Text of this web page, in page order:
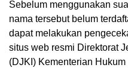
Sebelum menggunakan
nama tersebut belum
dapat melakukan
situs web resmi Direktorat
(DJKI) Kementerian Hukum